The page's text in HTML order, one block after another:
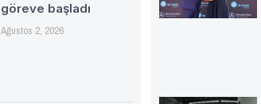
göreve başladı
Ağustos 2, 2026